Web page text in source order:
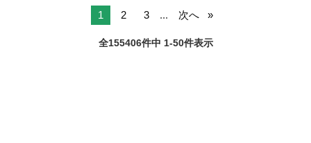
1 2 3 ... 次へ
全155406件中 1-50件表示